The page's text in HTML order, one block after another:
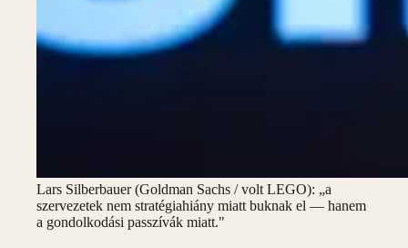
Lars Silberbauer (Goldman Sachs / volt LEGO): „a
szervezetek nem stratégiahiány miatt buknak el — hanem
a gondolkodási passzívák miatt."